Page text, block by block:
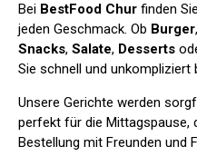
Bei BestFood Chur finden
jeden Geschmack. Ob Burger,
Snacks, Salate, Desserts
Sie schnell und unkompliziert
Unsere Gerichte werden
perfekt für die Mittagspause,
Bestellung mit Freunden und